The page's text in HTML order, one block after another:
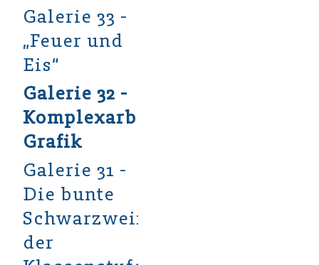
Galerie 33 -
„Feuer und
Eis“
Galerie 32 -
Komplexarbeit
Grafik
Galerie 31 -
Die bunte
Schwarzweißwelt
der